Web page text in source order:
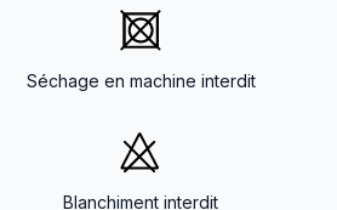
Séchage en machine interdit
Blanchiment interdit